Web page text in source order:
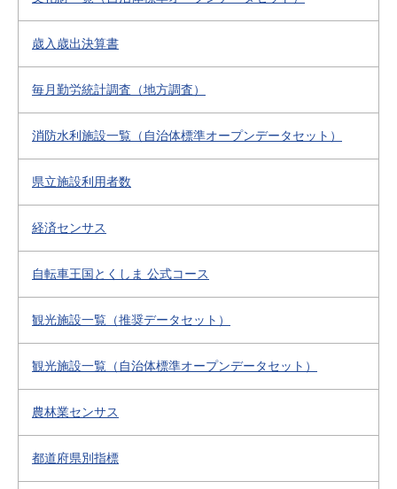
歳入歳出決算書
毎月勤労統計調査（地方調査）
消防水利施設一覧（自治体標準オープンデータセット）
県立施設利用者数
経済センサス
自転車王国とくしま 公式コース
観光施設一覧（推奨データセット）
観光施設一覧（自治体標準オープンデータセット）
農林業センサス
都道府県別指標